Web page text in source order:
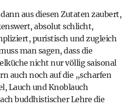
aus diesen Zutaten zaubert,
absolut schlicht,
puristisch und zugleich
man sagen, dass die
nicht nur völlig saisonal
auch noch auf die „scharfen
Lauch und Knoblauch
buddhistischer Lehre die